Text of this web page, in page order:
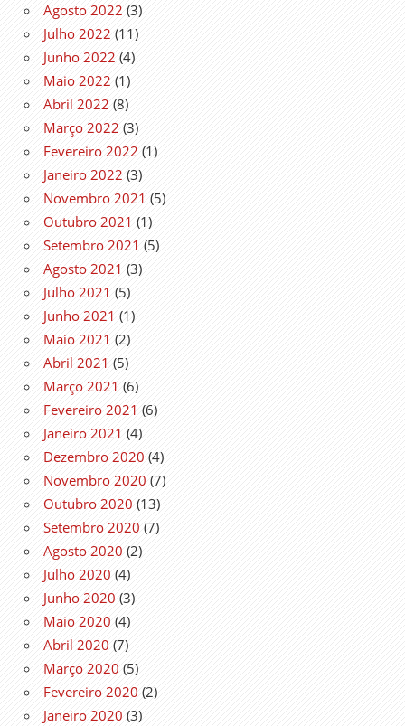
Agosto 2022 (3)
Julho 2022 (11)
Junho 2022 (4)
Maio 2022 (1)
Abril 2022 (8)
Março 2022 (3)
Fevereiro 2022 (1)
Janeiro 2022 (3)
Novembro 2021 (5)
Outubro 2021 (1)
Setembro 2021 (5)
Agosto 2021 (3)
Julho 2021 (5)
Junho 2021 (1)
Maio 2021 (2)
Abril 2021 (5)
Março 2021 (6)
Fevereiro 2021 (6)
Janeiro 2021 (4)
Dezembro 2020 (4)
Novembro 2020 (7)
Outubro 2020 (13)
Setembro 2020 (7)
Agosto 2020 (2)
Julho 2020 (4)
Junho 2020 (3)
Maio 2020 (4)
Abril 2020 (7)
Março 2020 (5)
Fevereiro 2020 (2)
Janeiro 2020 (3)